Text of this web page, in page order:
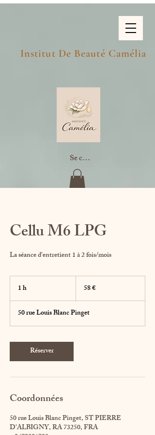
Institut De Beauté Camélia
Se connecter
Cellu M6 LPG
La séance d'entretient 1 à 2 fois/mois
1 h
euros58 €
50 rue Louis Blanc Pinget
Réserver
Coordonnées
50 rue Louis Blanc Pinget, ST PIERRE
D'ALBIGNY, RA 73250, FRA